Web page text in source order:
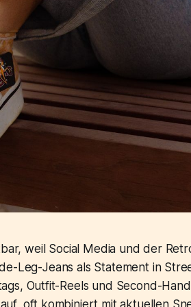
weil Social Media und der
Leg-Jeans als Statement in
Outfit-Reels und Second-